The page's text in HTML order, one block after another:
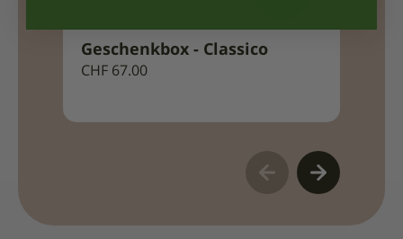
Geschenkbox - Superiore